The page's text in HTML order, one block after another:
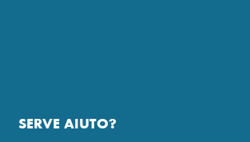
SERVE AIUTO?